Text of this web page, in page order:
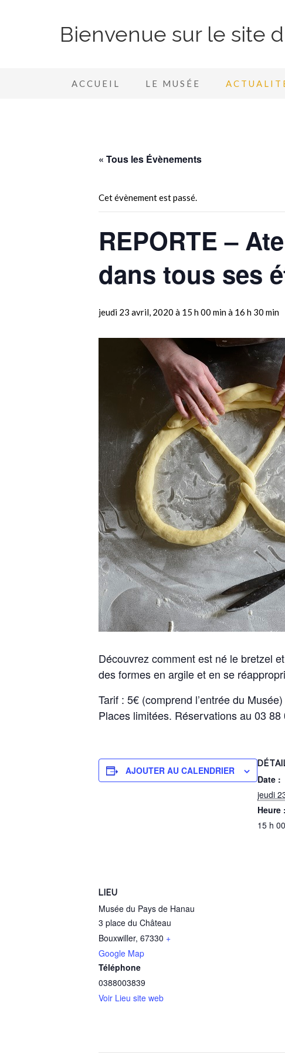
Bienvenue sur le site
ACCUEIL LE MUSÉE
« Tous les Évènements
Cet évènement est passé.
REPORTE –
dans tous ses
jeudi 23 avril, 2020 à 15 h 00 minà 16 h 30 min
Découvrez comment est né le bretzel
des formes en argile et en se
Tarif : 5€ (comprend l’entrée du
Places limitées. Réservations au 03
AJOUTER AU CALENDRIER
Date :
jeudi
Heure :
15 h
LIEU
Musée du Pays de Hanau
3 place du Château
Bouxwiller, 67330 +
Google Map
Téléphone
0388003839
Voir Lieu site web